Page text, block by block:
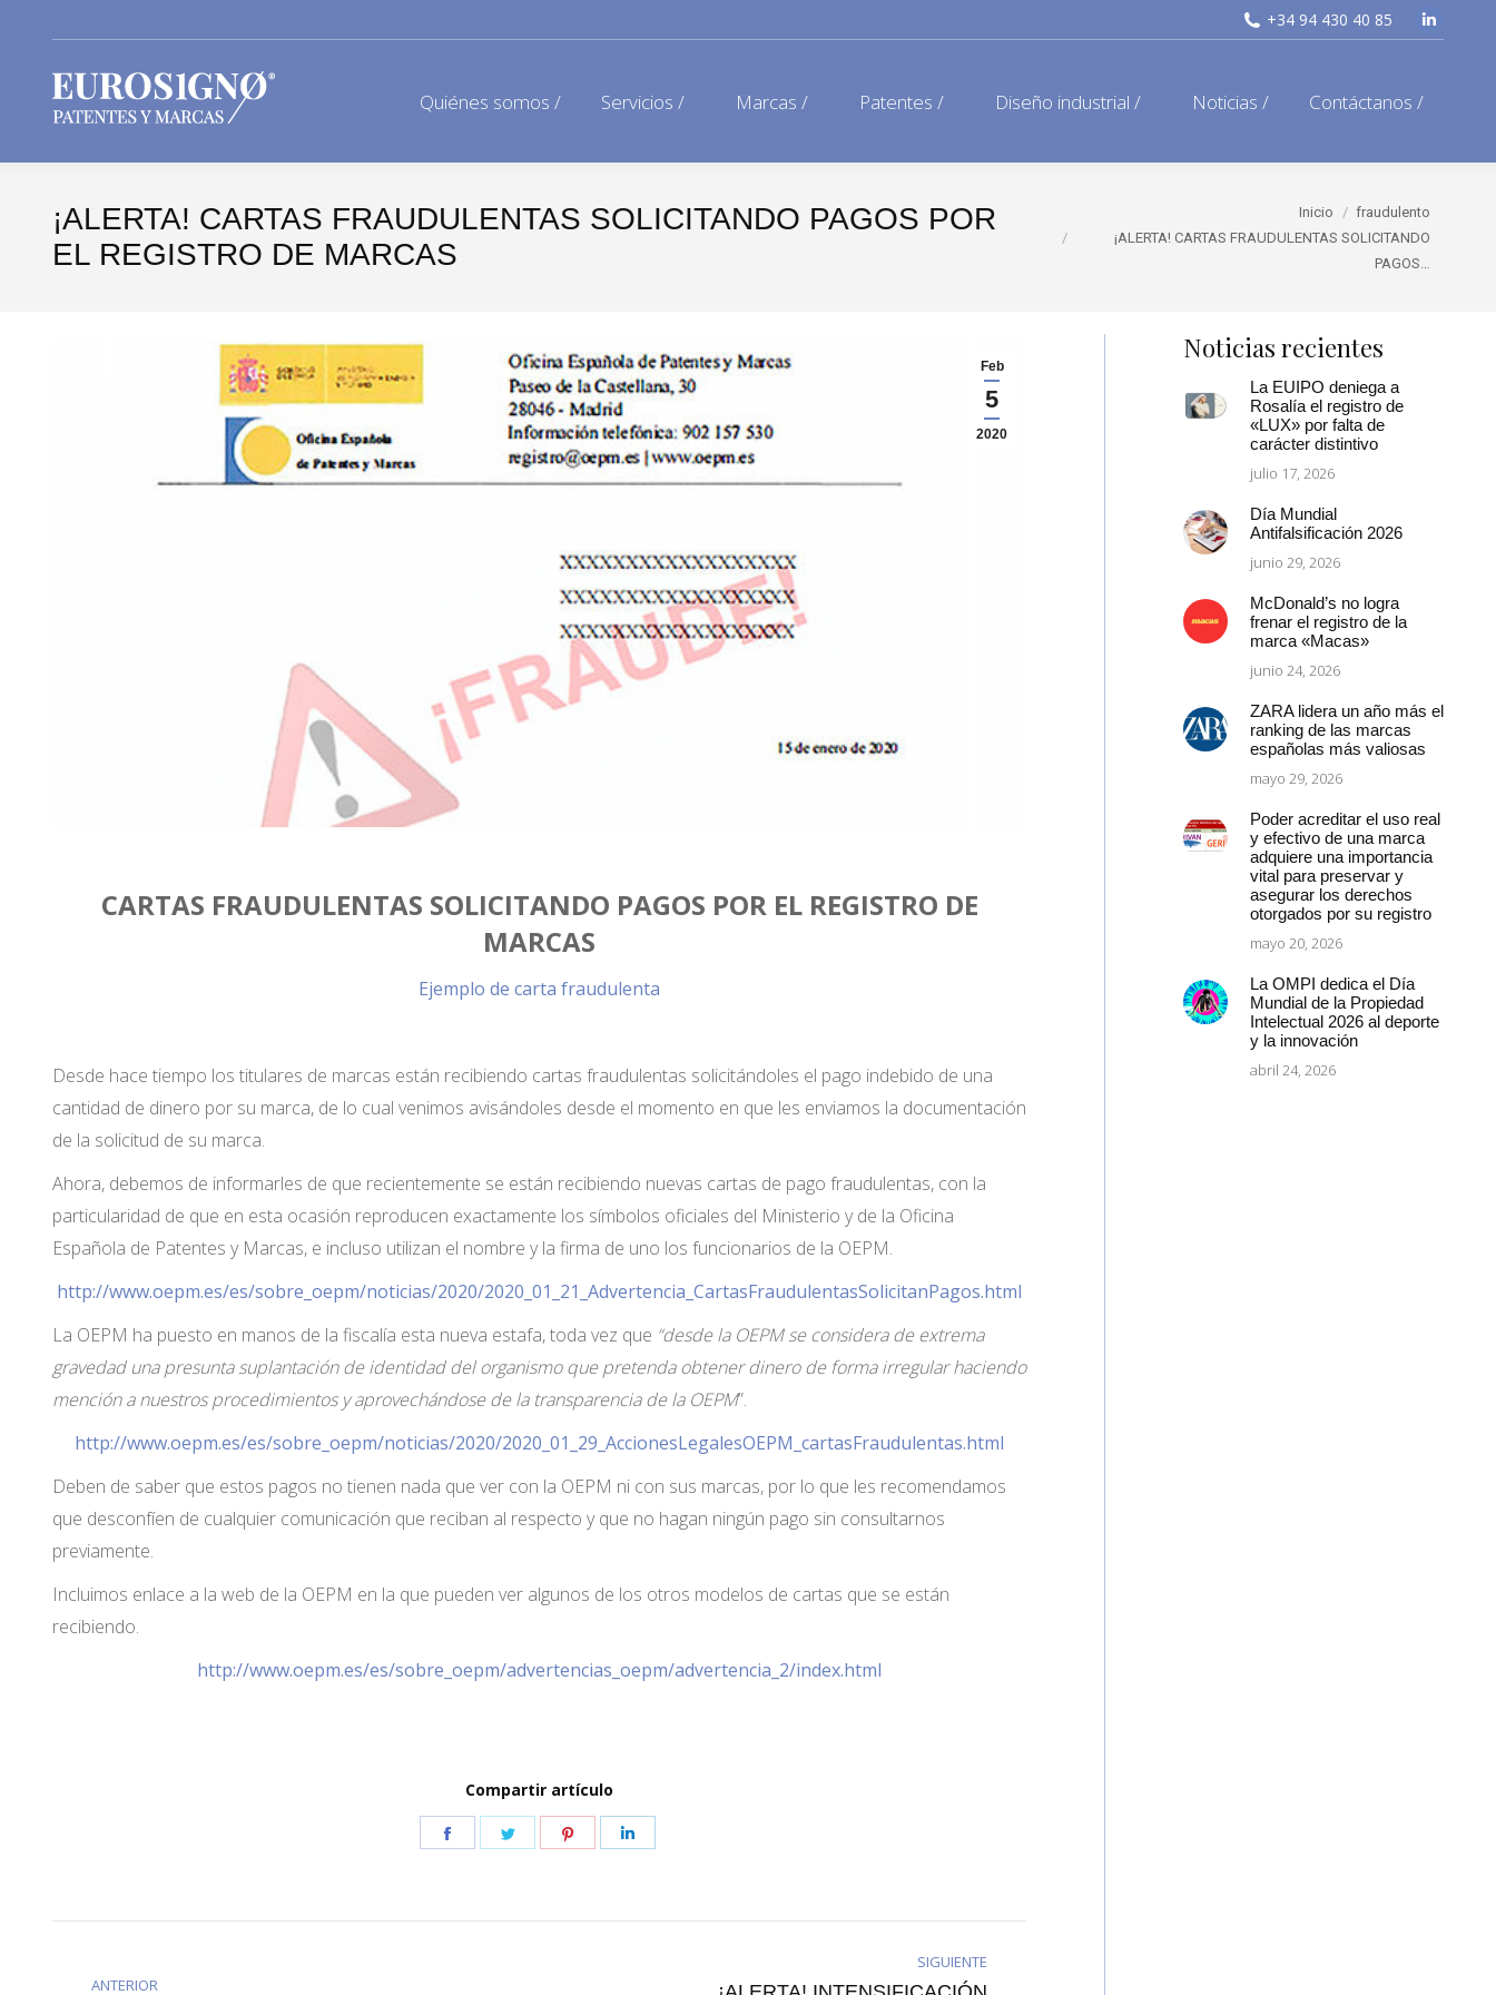
+34 94 430 40 85
Quiénes somos / Servicios / Marcas / Patentes / Diseño industrial / Noticias / Contáctanos /
¡ALERTA! CARTAS FRAUDULENTAS SOLICITANDO PAGOS POR
EL REGISTRO DE MARCAS
Inicio
fraudulento
¡ALERTA! CARTAS FRAUDULENTAS SOLICITANDO
PAGOS…
Feb
5
2020
CARTAS FRAUDULENTAS SOLICITANDO PAGOS POR EL REGISTRO DE
MARCAS
Ejemplo de carta fraudulenta
Desde hace tiempo los titulares de marcas están recibiendo cartas fraudulentas solicitándoles el pago indebido de una
cantidad de dinero por su marca, de lo cual venimos avisándoles desde el momento en que les enviamos la documentación
de la solicitud de su marca.
Ahora, debemos de informarles de que recientemente se están recibiendo nuevas cartas de pago fraudulentas, con la
particularidad de que en esta ocasión reproducen exactamente los símbolos oficiales del Ministerio y de la Oficina
Española de Patentes y Marcas, e incluso utilizan el nombre y la firma de uno los funcionarios de la OEPM.
http://www.oepm.es/es/sobre_oepm/noticias/2020/2020_01_21_Advertencia_CartasFraudulentasSolicitanPagos.html
La OEPM ha puesto en manos de la fiscalía esta nueva estafa, toda vez que “desde la OEPM se considera de extrema
gravedad una presunta suplantación de identidad del organismo que pretenda obtener dinero de forma irregular haciendo
mención a nuestros procedimientos y aprovechándose de la transparencia de la OEPM”.
http://www.oepm.es/es/sobre_oepm/noticias/2020/2020_01_29_AccionesLegalesOEPM_cartasFraudulentas.html
Deben de saber que estos pagos no tienen nada que ver con la OEPM ni con sus marcas, por lo que les recomendamos
que desconfíen de cualquier comunicación que reciban al respecto y que no hagan ningún pago sin consultarnos
previamente.
Incluimos enlace a la web de la OEPM en la que pueden ver algunos de los otros modelos de cartas que se están
recibiendo.
http://www.oepm.es/es/sobre_oepm/advertencias_oepm/advertencia_2/index.html
Compartir artículo
Share Share
Share
ANTERIOR
SIGUIENTE
Noticias recientes
La EUIPO deniega a
Rosalía el registro de
«LUX» por falta de
carácter distintivo
julio 17, 2026
Día Mundial
Antifalsificación 2026
junio 29, 2026
McDonald’s no logra
frenar el registro de la
marca «Macas»
junio 24, 2026
ZARA lidera un año más el
ranking de las marcas
españolas más valiosas
mayo 29, 2026
Poder acreditar el uso real
y efectivo de una marca
adquiere una importancia
vital para preservar y
asegurar los derechos
otorgados por su registro
mayo 20, 2026
La OMPI dedica el Día
Mundial de la Propiedad
Intelectual 2026 al deporte
y la innovación
abril 24, 2026